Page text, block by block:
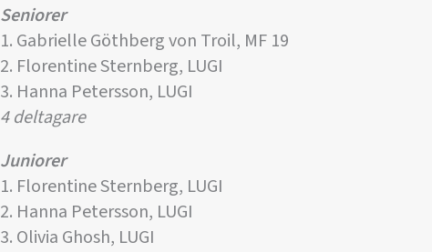
Seniorer
1. Gabrielle Göthberg von Troil, MF 19
2. Florentine Sternberg, LUGI
3. Hanna Petersson, LUGI
4 deltagare
Juniorer
1. Florentine Sternberg, LUGI
2. Hanna Petersson, LUGI
3. Olivia Ghosh, LUGI